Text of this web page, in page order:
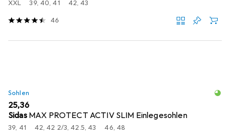
XXL 39, 40, 41 42, 43
46
Sohlen
EUR
25,36
Sidas MAX PROTECT ACTIV SLIM Einlegesohlen
39, 41 42, 42 2/3, 42.5, 43 46, 48